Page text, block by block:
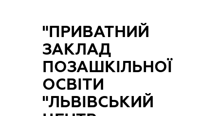
"ПРИВАТНИЙ
ЗАКЛАД
ПОЗАШКІЛЬНОЇ
ОСВІТИ
"ЛЬВІВСЬКИЙ